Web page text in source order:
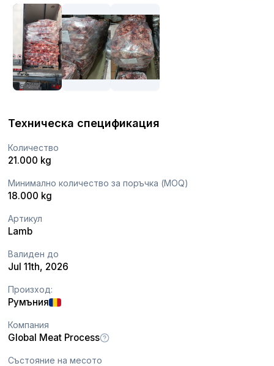
Техническа спецификация
Количество
21.000 kg
Минимално количество за поръчка (MOQ)
18.000 kg
Артикул
Lamb
Валиден до
Jul 11th, 2026
Произход:
Румъния
Компания
Global Meat Process
Състояние на месото